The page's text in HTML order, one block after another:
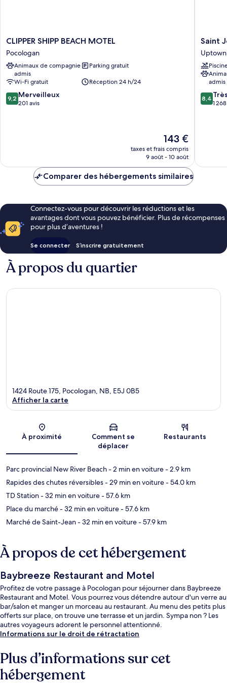
CLIPPER
SHIPP
BEACH
MOTEL
Pocologan
CLIPPER SHIPP BEACH MOTEL
Pocologan
Animaux de compagnie
admis
Parking gratuit
Wi-Fi gratuit
Réception 24 h/24
9.2
sur
9,2 Merveilleux
201 avis
Le
nouveau
prix
de
143 €
taxes et frais compris
9 août - 10 août
Saint
John
Hotel
Uptown
Saint
Uptown
admis
8.4
sur
8,4
1
Comparer des hébergements similaires
Connectez-vous pour découvrir les réductions et les
avantages dont vous pouvez bénéficier. Plus de récompenses
pour plus d’aventures !
Se connecter S’inscrire gratuitement
À propos du quartier
Carte
1424 Route 175, Pocologan, NB, E5J 0B5
Afficher la carte
À proximité
Comment se
déplacer
Restaurants
Parc provincial New River Beach- 2 min en voiture- 2.9 km
Rapides des chutes réversibles- 29 min en voiture- 54.0 km
TD Station- 32 min en voiture- 57.6 km
Place du marché- 32 min en voiture- 57.6 km
Marché de Saint-Jean- 32 min en voiture- 57.9 km
À propos de cet hébergement
Baybreeze Restaurant and Motel
Profitez de votre passage à Pocologan pour séjourner dans Baybreeze
Restaurant and Motel. Vous pourrez vous détendre autour d'un verre au
bar/salon et manger un morceau au restaurant. Au menu des petits plus
offerts sur place, on trouve une terrasse et un jardin. Sympa non ? Les
autres voyageurs adorent le personnel attentionné.
Informations sur le droit de rétractation
Plus d’informations sur cet
hébergement